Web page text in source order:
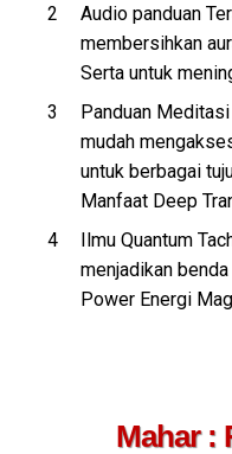
Audio panduan
membersihkan
Serta untuk
Panduan Meditasi
mudah
untuk berbagai
Manfaat Deep
Ilmu Quantum
menjadikan
Power Energi
Mahar :